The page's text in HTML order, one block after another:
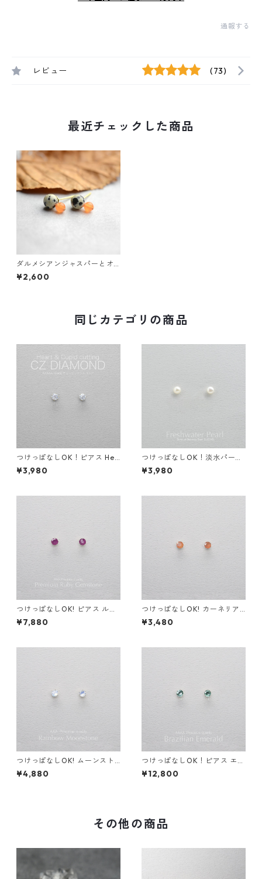
通報する
レビュー (73)
最近チェックした商品
ダルメシアンジャスパーとオ
レンジジェイドのピアス 天然
石 サージカルステンレス スタ
¥2,600
同じカテゴリの商品
つけっぱなしOK！ピアス Hea
rt & Cupid CZダイヤ 一粒スタ
ッドピアス サージカルステン
¥3,980
つけっぱなしOK！淡水パール
ピアス シンプル サージカルス
テンレス 金属アレルギー 真珠
¥3,980
つけっぱなしOK! ピアス ルビ
ー AAA サージカルステンレス
金属アレルギー 誕生日プレゼ
¥7,880
つけっぱなしOK! カーネリア
ン スタッドピアス AAA サー
ジカルステンレス 金属アレル
¥3,480
つけっぱなしOK! ムーンスト
ーン ピアス AAA レインボー
サージカルステンレス 金属ア
¥4,880
つけっぱなしOK！ピアス エメ
ラルド AAA サージカルステン
レス 金属アレルギー 誕生日プ
¥12,800
その他の商品